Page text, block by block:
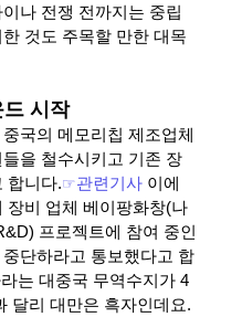
나 전쟁 전까지는 중립
것도 주목할 만한 대목
시작
국의 메모리칩 제조업체
을 철수시키고 기존 장
합니다.☞관련기사 이에
장비 업체 베이팡화창(나
프로젝트에 참여 중인
단하라고 통보했다고 합
는 대중국 무역수지가 4
달리 대만은 흑자인데요.